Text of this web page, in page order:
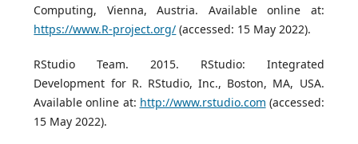
Computing, Vienna, Austria. Available online at:
https://www.R-project.org/ (accessed: 15 May 2022).
RStudio Team. 2015. RStudio: Integrated
Development for R. RStudio, Inc., Boston, MA, USA.
Available online at: http://www.rstudio.com (accessed:
15 May 2022).